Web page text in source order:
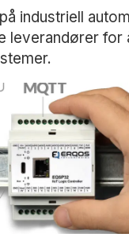
industriell
leverandører for